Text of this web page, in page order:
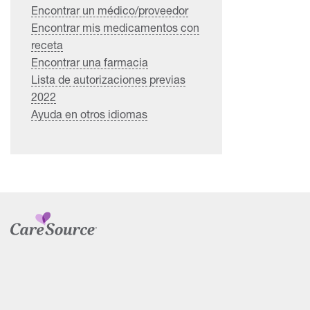
Encontrar un médico/proveedor
Encontrar mis medicamentos con
receta
Encontrar una farmacia
Lista de autorizaciones previas
2022
Ayuda en otros idiomas